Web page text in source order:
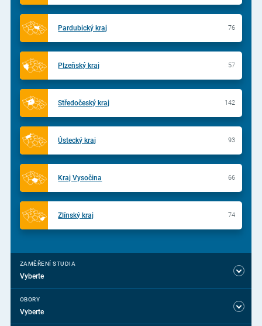
Pardubický kraj 76
Plzeňský kraj 57
Středočeský kraj 142
Ústecký kraj 93
Kraj Vysočina 66
Zlínský kraj 74
ZAMĚŘENÍ STUDIA
Vyberte
OBORY
Vyberte